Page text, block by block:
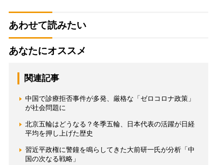
あわせて読みたい
あなたにオススメ
関連記事
中国で診療拒否事件が多発、厳格な「ゼロコロナ政策」
が社会問題に
北京五輪はどうなる？冬季五輪、日本代表の活躍が日経
平均を押し上げた歴史
習近平政権に警鐘を鳴らしてきた大前研一氏が分析「中
国の次なる戦略」